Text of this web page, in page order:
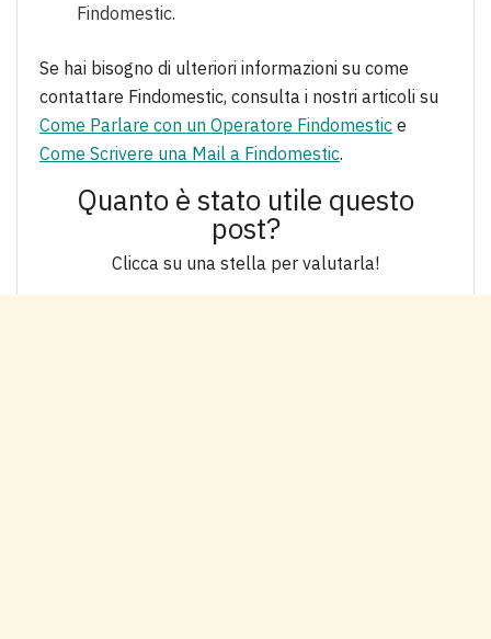
Findomestic.
Se hai bisogno di ulteriori informazioni su come
contattare Findomestic, consulta i nostri articoli su
Come Parlare con un Operatore Findomestic e
Come Scrivere una Mail a Findomestic.
Quanto è stato utile questo
post?
Clicca su una stella per valutarla!